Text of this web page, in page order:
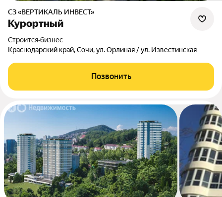
СЗ «ВЕРТИКАЛЬ ИНВЕСТ»
Курортный
Строится•бизнес
Краснодарский край, Сочи, ул. Орлиная / ул. Известинская
Позвонить